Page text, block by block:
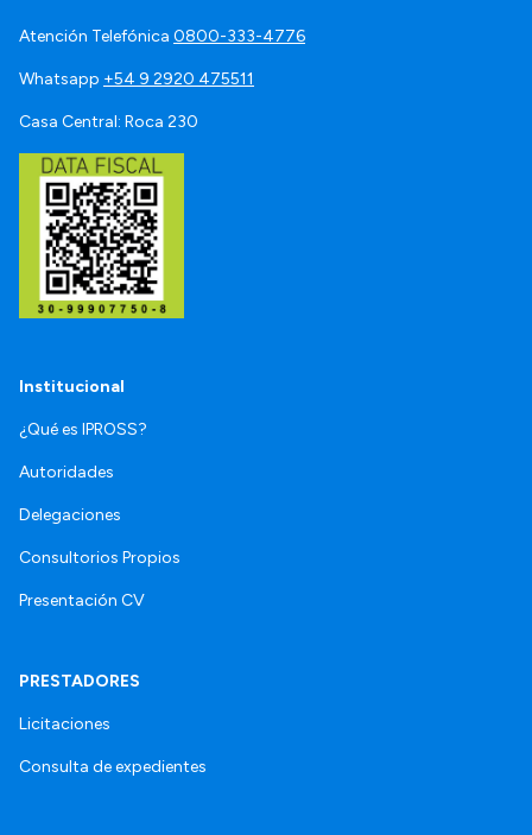
Atención Telefónica 0800-333-4776
Whatsapp +54 9 2920 475511
Casa Central: Roca 230
Institucional
¿Qué es IPROSS?
Autoridades
Delegaciones
Consultorios Propios
Presentación CV
PRESTADORES
Licitaciones
Consulta de expedientes